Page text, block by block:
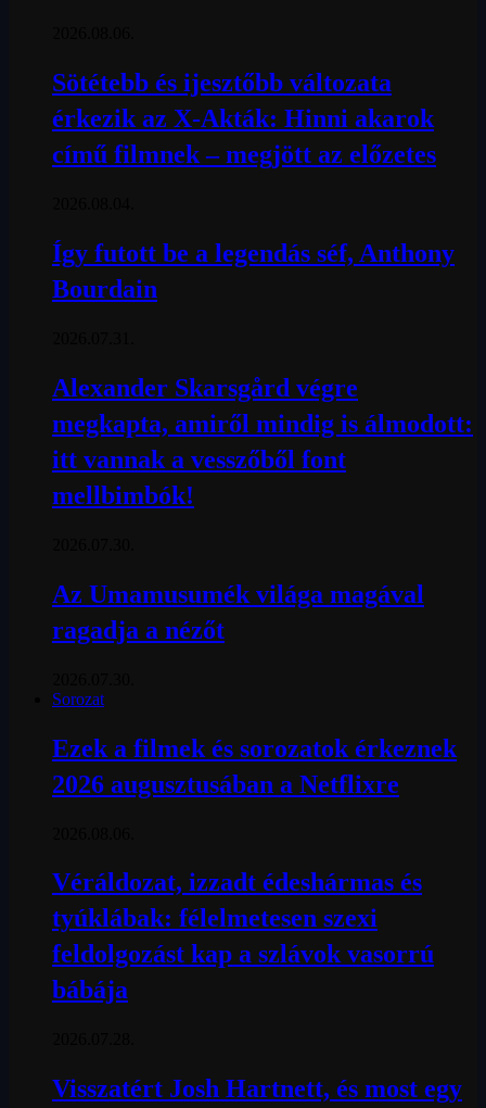
Sötétebb és ijesztőbb változata
érkezik az X-Akták: Hinni akarok
című filmnek – megjött az előzetes
Így futott be a legendás séf, Anthony
Bourdain
Alexander Skarsgård végre
megkapta, amiről mindig is álmodott:
itt vannak a vesszőből font
mellbimbók!
Az Umamusumék világa magával
ragadja a nézőt
Sorozat
Ezek a filmek és sorozatok érkeznek
2026 augusztusában a Netflixre
Véráldozat, izzadt édeshármas és
tyúklábak: félelmetesen szexi
feldolgozást kap a szlávok vasorrú
bábája
Visszatért Josh Hartnett, és most egy